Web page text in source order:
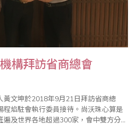
構拜訪省商總會
黃文坤於2018年9月21日拜訪省商總
程焰駐會執行委員接待。尚沃珠心算是
及世界各地超過300家，會中雙方分享